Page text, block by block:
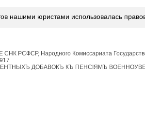
нашими юристами использовалась
РСФСР, Народного Комиссариата
ДОБАВОКЪ КЪ ПЕНСIЯМЪ